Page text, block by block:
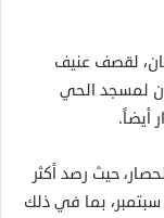
لقصف عنيف
لمسجد الحي
أيضاً.
حيث رصد أكثر
من 70 قبراً جديداً خلال أسبوع واحد بين 18 و26 سبتمبر، بما في ذلك